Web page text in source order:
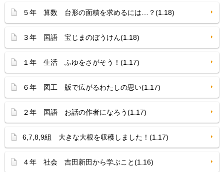
５年 算数 台形の面積を求めるには…？(1.18)
３年 国語 宝じまのぼうけん(1.18)
１年 生活 ふゆをさがそう！(1.17)
６年 図工 版で広がるわたしの思い(1.17)
２年 国語 お話の作者になろう(1.17)
6,7,8,9組 大きな大根を収穫しました！(1.17)
４年 社会 吉田新田から学ぶこと(1.16)